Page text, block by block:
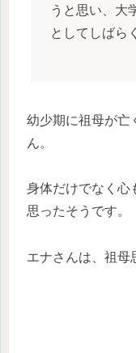
うと思い、大
としてしばら
幼少期に祖母が亡
ん。
身体だけでなく心
思ったそうです。
エナさんは、祖母